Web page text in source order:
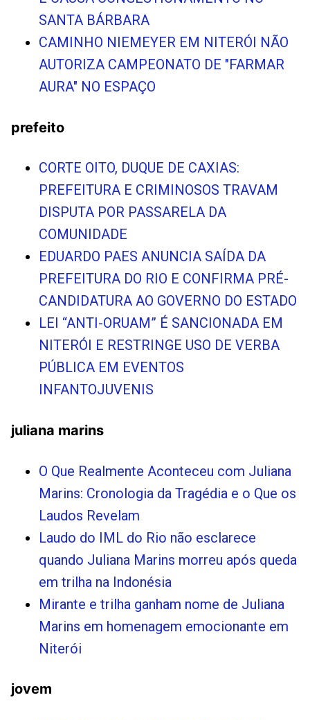
SANTA BÁRBARA
CAMINHO NIEMEYER EM NITERÓI NÃO
AUTORIZA CAMPEONATO DE "FARMAR
AURA" NO ESPAÇO
prefeito
CORTE OITO, DUQUE DE CAXIAS:
PREFEITURA E CRIMINOSOS TRAVAM
DISPUTA POR PASSARELA DA
COMUNIDADE
EDUARDO PAES ANUNCIA SAÍDA DA
PREFEITURA DO RIO E CONFIRMA PRÉ-
CANDIDATURA AO GOVERNO DO ESTADO
LEI “ANTI-ORUAM” É SANCIONADA EM
NITERÓI E RESTRINGE USO DE VERBA
PÚBLICA EM EVENTOS
INFANTOJUVENIS
juliana marins
O Que Realmente Aconteceu com Juliana
Marins: Cronologia da Tragédia e o Que os
Laudos Revelam
Laudo do IML do Rio não esclarece
quando Juliana Marins morreu após queda
em trilha na Indonésia
Mirante e trilha ganham nome de Juliana
Marins em homenagem emocionante em
Niterói
jovem